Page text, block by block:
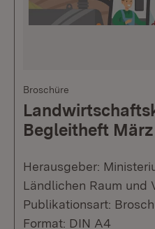
Broschüre
Begleitheft März
Herausgeber:
Ländlichen Raum und
Publikationsart:
Format: DIN A4